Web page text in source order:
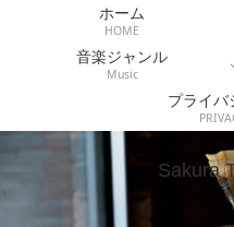
Sakura
ホーム
HOME
音楽ジャンル
Music
プライバ